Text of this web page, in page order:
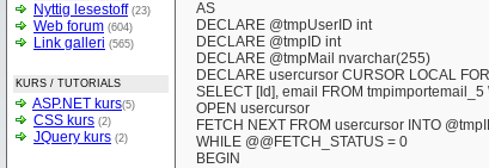
Nyttig lesestoff (23)
Web forum (604)
Link galleri (565)
KURS / TUTORIALS
ASP.NET kurs(5)
CSS kurs (2)
JQuery kurs (2)
AS
DECLARE @tmpUserID int
DECLARE @tmpID int
DECLARE @tmpMail nvarchar(255)
DECLARE usercursor CURSOR LOCAL FOR
SELECT [Id], email FROM
OPEN usercursor
FETCH NEXT FROM usercursor INTO
WHILE @@FETCH_STATUS = 0
BEGIN